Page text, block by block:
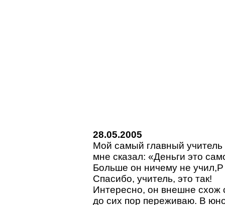
28.05.2005
Мой самый главный
мне сказал: «Деньги это
Больше он ничему не учил,P
Спасибо, учитель, это так!
Интересно, он внешне схож
до сих пор переживаю. В